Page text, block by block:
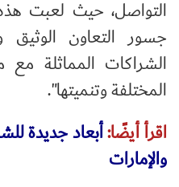
التواصل، حيث لعبت
جسور التعاون الوثيق
الشراكات المماثلة مع
المختلفة وتنميتها".
اقرأ أيضًا:أبعاد جديدة
والإمارات